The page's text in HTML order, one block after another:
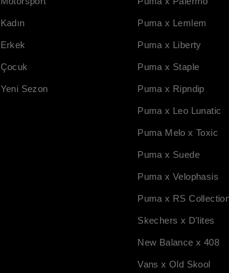
Kadın
Erkek
Çocuk
Yeni Sezon
Puma x Lemlem
Puma x Liberty
Puma x Staple
Puma x Ripndip
Puma x Leo Lunatic
Puma Melo x Toxic
Puma x Suede
Puma x Velophasis
Puma x RS
Skechers x D'lites
New Balance x 408
Vans x Old Skool